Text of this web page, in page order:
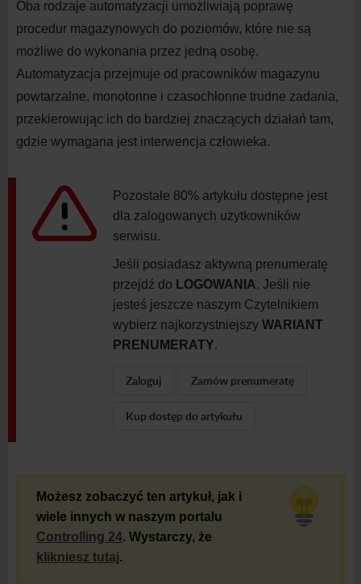
Oba rodzaje automatyzacji umożliwiają poprawę
procedur magazynowych do poziomów, które nie są
możliwe do wykonania przez jedną osobę.
Automatyzacja przejmuje od pracowników magazynu
powtarzalne, monotonne i czasochłonne trudne zadania,
przekierowując ich do bardziej znaczących działań tam,
gdzie wymagana jest interwencja człowieka.
Pozostałe 80% artykułu dostępne jest
dla zalogowanych użytkowników
serwisu.
Jeśli posiadasz aktywną prenumeratę
przejdź do LOGOWANIA. Jeśli nie
jesteś jeszcze naszym Czytelnikiem
wybierz najkorzystniejszy WARIANT
PRENUMERATY.
Zaloguj Zamów prenumeratę
Kup dostęp do artykułu
Możesz zobaczyć ten artykuł, jak i
wiele innych w naszym portalu
Controlling 24. Wystarczy, że
klikniesz tutaj.